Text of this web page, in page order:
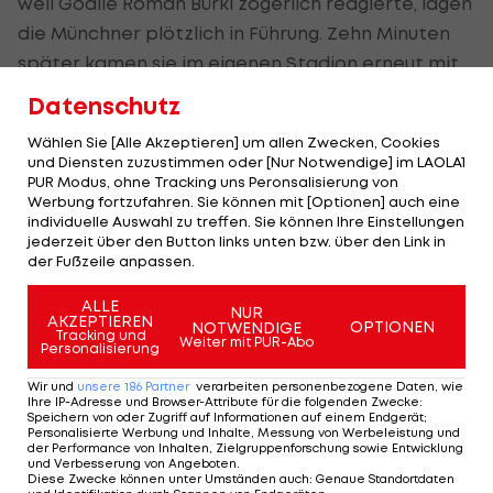
die Münchner plötzlich in Führung. Zehn Minuten
später kamen sie im eigenen Stadion erneut mit
einem Konter zum Zug. Müller und Philipp Lahm
fanden Thiago, der im Strafraum von Henrich
Mchitarjan gefoult wurde. Müller, zuletzt in Mainz
vom Punkt ohne Glück, verwandelte sicher.
Die Dortmunder fanden überraschend schnell
zurück ins Spiel. Mchitarjan spielte auf Castro, der
flankte in die Mitte. Dort musste Aubameyang nur
noch den Fuß hinhalten. Der Gabuner hatte zu
diesem Zeitpunkt mit zehn Treffern genau so viele
Tore auf dem Konto wie Bayerns Stürmerstar
Lewandowski.
12 Tore in vier Spielen
Datenschutz
Wählen Sie [Alle Akzeptieren] um allen Zwecken, Cookies
und Diensten zuzustimmen oder [Nur Notwendige] im LAOLA1
PUR Modus, ohne Tracking uns Peronsalisierung von
Werbung fortzufahren. Sie können mit [Optionen] auch eine
individuelle Auswahl zu treffen. Sie können Ihre Einstellungen
jederzeit über den Button links unten bzw. über den Link in
der Fußzeile anpassen.
ALLE
AKZEPTIEREN
Tracking und
Personalisierung
NUR
NOTWENDIGE
Weiter mit PUR-Abo
OPTIONEN
Wir und unsere 186 Partner verarbeiten personenbezogene Daten, wie
Ihre IP-Adresse und Browser-Attribute für die folgenden Zwecke:
Speichern von oder Zugriff auf Informationen auf einem Endgerät;
Personalisierte Werbung und Inhalte, Messung von Werbeleistung und
der Performance von Inhalten, Zielgruppenforschung sowie Entwicklung
und Verbesserung von Angeboten
Diese Zwecke können unter Umständen auch: Genaue Standortdaten